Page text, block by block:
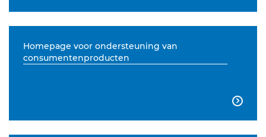
Homepage voor ondersteuning van
consumentenproducten
